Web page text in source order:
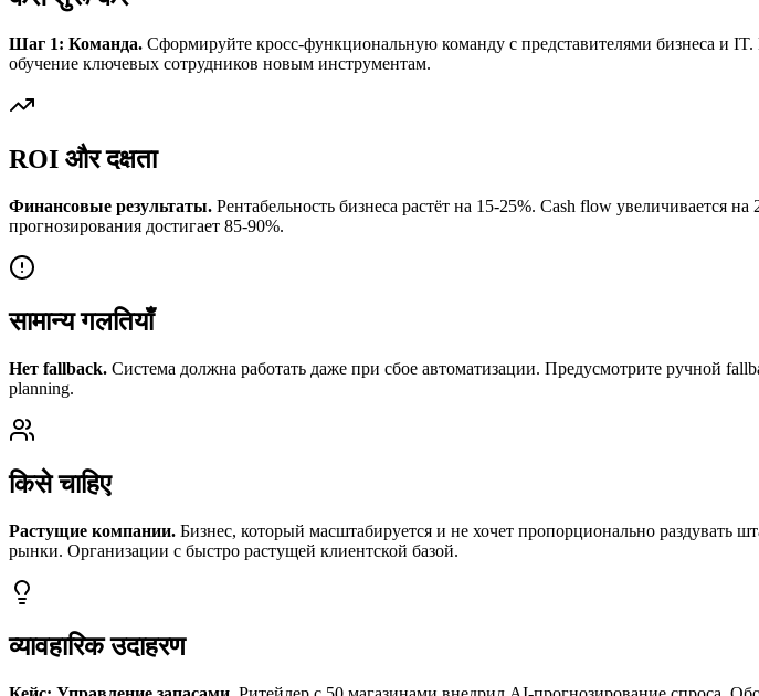
Шаг 1: Команда. Сформируйте кросс-функциональную команду с представителями бизнеса и IT.
обучение ключевых сотрудников новым инструментам.
ROI और दक्षता
Финансовые результаты. Рентабельность бизнеса растёт на 15-25%. Cash flow увеличивается
прогнозирования достигает 85-90%.
सामान्य गलतियाँ
Нет fallback. Система должна работать даже при сбое автоматизации. Предусмотрите ручной
planning.
किसे चाहिए
Растущие компании. Бизнес, который масштабируется и не хочет пропорционально
рынки. Организации с быстро растущей клиентской базой.
व्यावहारिक उदाहरण